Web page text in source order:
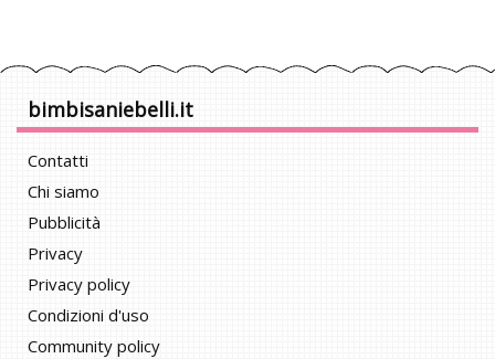
bimbisaniebelli.it
Contatti
Chi siamo
Pubblicità
Privacy
Privacy policy
Condizioni d'uso
Community policy